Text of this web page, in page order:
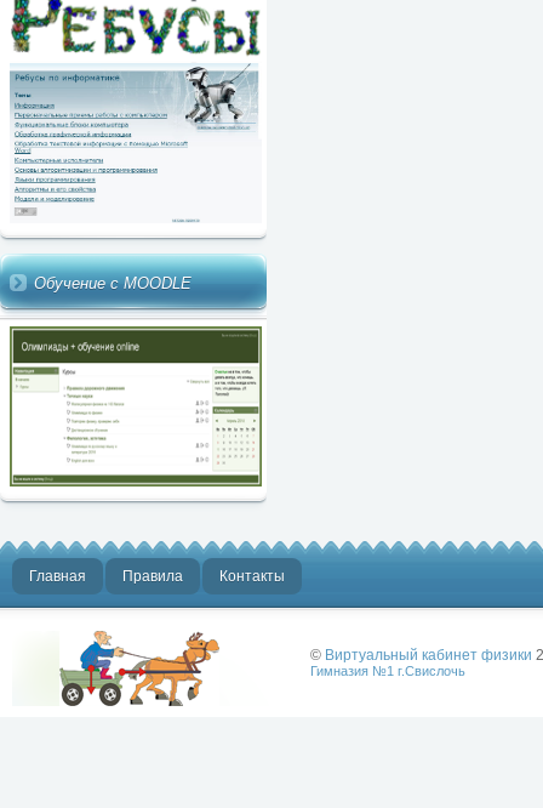
Обучение с MOODLE
Главная Правила Контакты
© Виртуальный кабинет физики
Гимназия №1 г.Свислочь